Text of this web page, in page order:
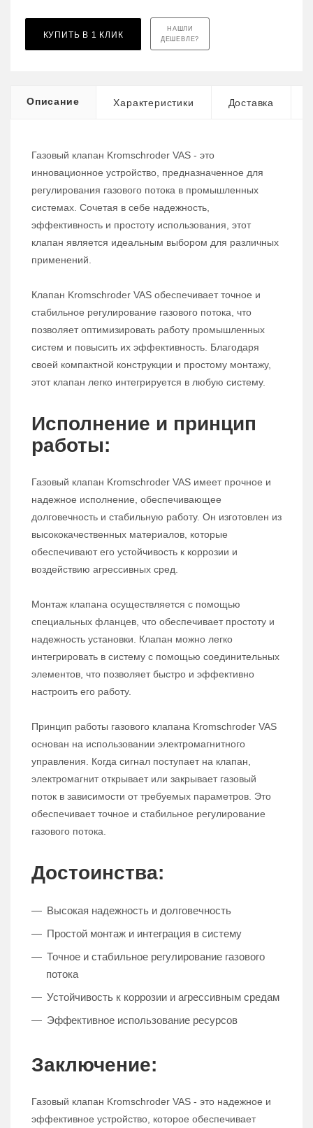
КУПИТЬ В 1 КЛИК
НАШЛИ
ДЕШЕВЛЕ?
Описание Характеристики Доставка
Газовый клапан Kromschroder VAS - это
инновационное устройство, предназначенное для
регулирования газового потока в промышленных
системах. Сочетая в себе надежность,
эффективность и простоту использования, этот
клапан является идеальным выбором для различных
применений.
Клапан Kromschroder VAS обеспечивает точное и
стабильное регулирование газового потока, что
позволяет оптимизировать работу промышленных
систем и повысить их эффективность. Благодаря
своей компактной конструкции и простому монтажу,
этот клапан легко интегрируется в любую систему.
Исполнение и принцип
работы:
Газовый клапан Kromschroder VAS имеет прочное и
надежное исполнение, обеспечивающее
долговечность и стабильную работу. Он изготовлен из
высококачественных материалов, которые
обеспечивают его устойчивость к коррозии и
воздействию агрессивных сред.
Монтаж клапана осуществляется с помощью
специальных фланцев, что обеспечивает простоту и
надежность установки. Клапан можно легко
интегрировать в систему с помощью соединительных
элементов, что позволяет быстро и эффективно
настроить его работу.
Принцип работы газового клапана Kromschroder VAS
основан на использовании электромагнитного
управления. Когда сигнал поступает на клапан,
электромагнит открывает или закрывает газовый
поток в зависимости от требуемых параметров. Это
обеспечивает точное и стабильное регулирование
газового потока.
Достоинства:
Высокая надежность и долговечность
Простой монтаж и интеграция в систему
Точное и стабильное регулирование газового
потока
Устойчивость к коррозии и агрессивным средам
Эффективное использование ресурсов
Заключение:
Газовый клапан Kromschroder VAS - это надежное и
эффективное устройство, которое обеспечивает